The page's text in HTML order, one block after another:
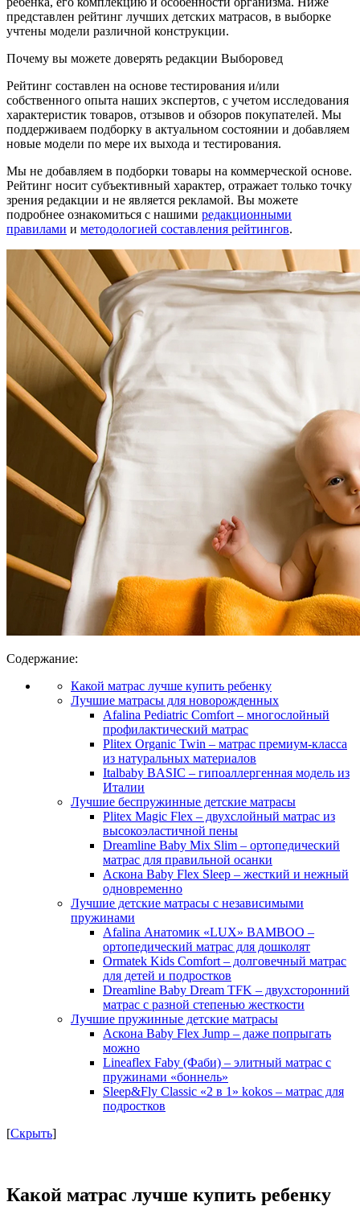
представлен рейтинг лучших детских матрасов, в выборке
учтены модели различной конструкции.
Почему вы можете доверять редакции Выборовед
Рейтинг составлен на основе тестирования и/или
собственного опыта наших экспертов, с учетом исследования
характеристик товаров, отзывов и обзоров покупателей. Мы
поддерживаем подборку в актуальном состоянии и добавляем
новые модели по мере их выхода и тестирования.
Мы не добавляем в подборки товары на коммерческой основе.
Рейтинг носит субъективный характер, отражает только точку
зрения редакции и не является рекламой. Вы можете
подробнее ознакомиться с нашими редакционными
правилами и методологией составления рейтингов.
Содержание:
Какой матрас лучше купить ребенку
Лучшие матрасы для новорожденных
Afalina Pediatric Comfort – многослойный
профилактический матрас
Plitex Organic Twin – матрас премиум-класса
из натуральных материалов
Italbaby BASIC – гипоаллергенная модель из
Италии
Лучшие беспружинные детские матрасы
Plitex Magic Flex – двухслойный матрас из
высокоэластичной пены
Dreamline Baby Mix Slim – ортопедический
матрас для правильной осанки
Аскона Baby Flex Sleep – жесткий и нежный
одновременно
Лучшие детские матрасы с независимыми
пружинами
Afalina Анатомик «LUX» BAMBOO –
ортопедический матрас для дошколят
Ormatek Kids Comfort – долговечный матрас
для детей и подростков
Dreamline Baby Dream TFK – двухсторонний
матрас с разной степенью жесткости
Лучшие пружинные детские матрасы
Аскона Baby Flex Jump – даже попрыгать
можно
Lineaflex Faby (Фаби) – элитный матрас с
пружинами «боннель»
Sleep&Fly Classic «2 в 1» kokos – матрас для
подростков
[Скрыть]
Какой матрас лучше купить ребенку